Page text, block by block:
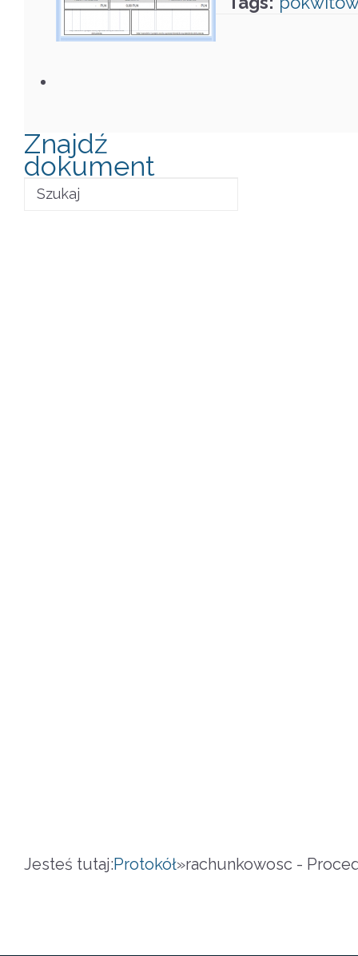
Znajdź
dokument
Jesteś tutaj:Protokół»rachunkowosc -